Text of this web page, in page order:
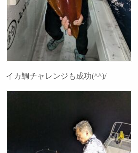
イカ鯛チャレンジも成功(^^)/